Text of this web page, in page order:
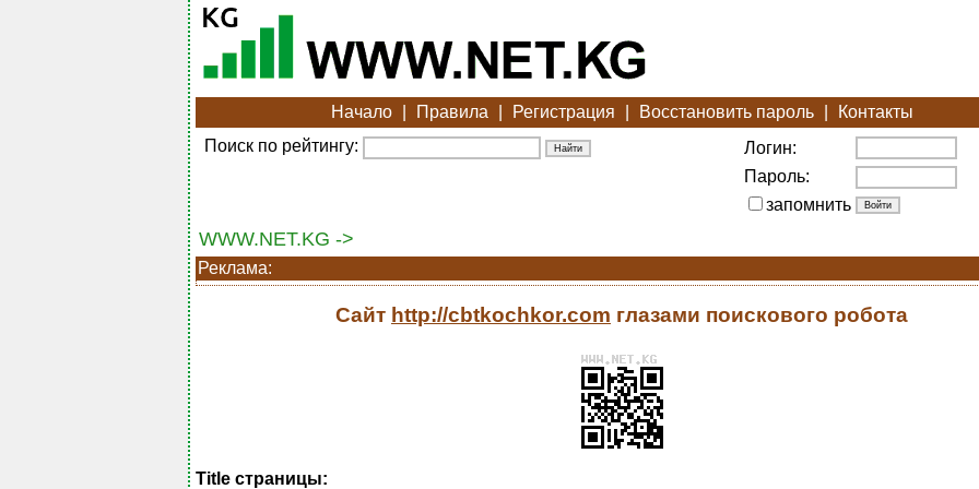
Начало Правила Регистрация Восстановить пароль
Контакты
Поиск по рейтингу:
Логин:
Пароль:
запомнить
WWW.NET.KG ->
Реклама:
Сайт http://cbtkochkor.com глазами поискового робота
Title страницы: